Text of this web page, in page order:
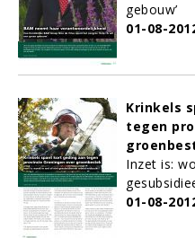
gebouw’
01-08-
Krinkels
tegen
Inzet is:
01-08-